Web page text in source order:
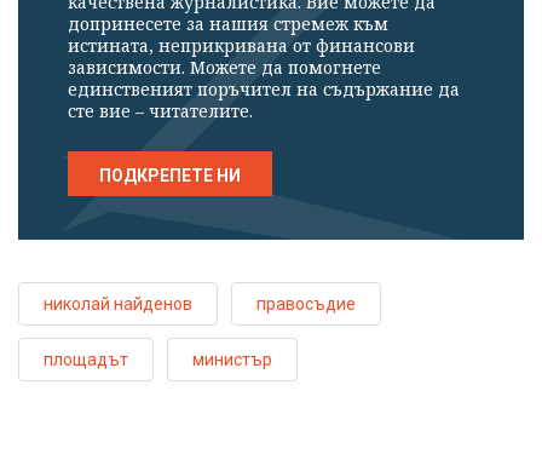
допринесете за нашия стремеж към
истината, неприкривана от финансови
зависимости. Можете да помогнете
единственият поръчител на съдържание да
сте вие – читателите.
ПОДКРЕПЕТЕ НИ
николай найденов правосъдие
площадът министър